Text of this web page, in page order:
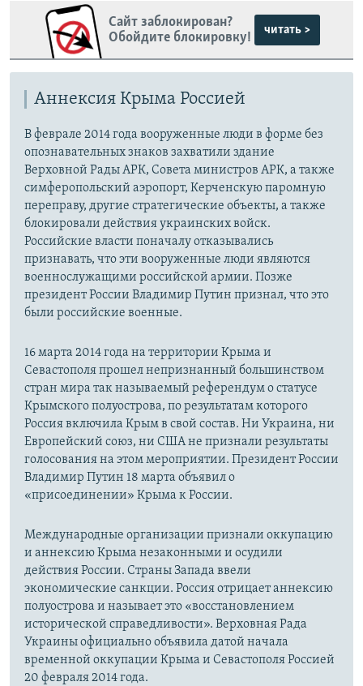
Сайт заблокирован?
Обойдите блокировку!
читать >
Аннексия Крыма Россией
В феврале 2014 года вооруженные люди в форме без
опознавательных знаков захватили здание
Верховной Рады АРК, Совета министров АРК, а также
симферопольский аэропорт, Керченскую паромную
переправу, другие стратегические объекты, а также
блокировали действия украинских войск.
Российские власти поначалу отказывались
признавать, что эти вооруженные люди являются
военнослужащими российской армии. Позже
президент России Владимир Путин признал, что это
были российские военные.
16 марта 2014 года на территории Крыма и
Севастополя прошел непризнанный большинством
стран мира так называемый референдум о статусе
Крымского полуострова, по результатам которого
Россия включила Крым в свой состав. Ни Украина, ни
Европейский союз, ни США не признали результаты
голосования на этом мероприятии. Президент России
Владимир Путин 18 марта объявил о
«присоединении» Крыма к России.
Международные организации признали оккупацию
и аннексию Крыма незаконными и осудили
действия России. Страны Запада ввели
экономические санкции. Россия отрицает аннексию
полуострова и называет это «восстановлением
исторической справедливости». Верховная Рада
Украины официально объявила датой начала
временной оккупации Крыма и Севастополя Россией
20 февраля 2014 года.